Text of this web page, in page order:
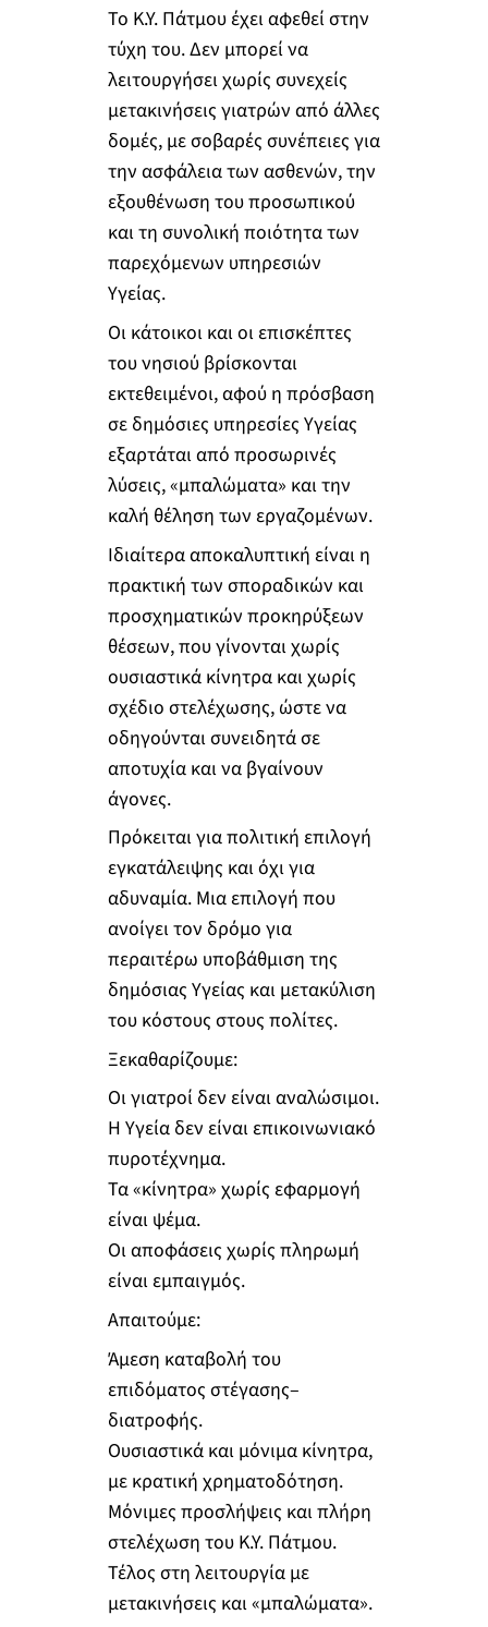
Το Κ.Υ. Πάτμου έχει αφεθεί στην
τύχη του. Δεν μπορεί να
λειτουργήσει χωρίς συνεχείς
μετακινήσεις γιατρών από άλλες
δομές, με σοβαρές συνέπειες για
την ασφάλεια των ασθενών, την
εξουθένωση του προσωπικού
και τη συνολική ποιότητα των
παρεχόμενων υπηρεσιών
Υγείας.
Οι κάτοικοι και οι επισκέπτες
του νησιού βρίσκονται
εκτεθειμένοι, αφού η πρόσβαση
σε δημόσιες υπηρεσίες Υγείας
εξαρτάται από προσωρινές
λύσεις, «μπαλώματα» και την
καλή θέληση των εργαζομένων.
Ιδιαίτερα αποκαλυπτική είναι η
πρακτική των σποραδικών και
προσχηματικών προκηρύξεων
θέσεων, που γίνονται χωρίς
ουσιαστικά κίνητρα και χωρίς
σχέδιο στελέχωσης, ώστε να
οδηγούνται συνειδητά σε
αποτυχία και να βγαίνουν
άγονες.
Πρόκειται για πολιτική επιλογή
εγκατάλειψης και όχι για
αδυναμία. Μια επιλογή που
ανοίγει τον δρόμο για
περαιτέρω υποβάθμιση της
δημόσιας Υγείας και μετακύλιση
του κόστους στους πολίτες.
Ξεκαθαρίζουμε:
Οι γιατροί δεν είναι αναλώσιμοι.
Η Υγεία δεν είναι επικοινωνιακό
πυροτέχνημα.
Τα «κίνητρα» χωρίς εφαρμογή
είναι ψέμα.
Οι αποφάσεις χωρίς πληρωμή
είναι εμπαιγμός.
Απαιτούμε:
Άμεση καταβολή του
επιδόματος στέγασης–
διατροφής.
Ουσιαστικά και μόνιμα κίνητρα,
με κρατική χρηματοδότηση.
Μόνιμες προσλήψεις και πλήρη
στελέχωση του Κ.Υ. Πάτμου.
Τέλος στη λειτουργία με
μετακινήσεις και «μπαλώματα».